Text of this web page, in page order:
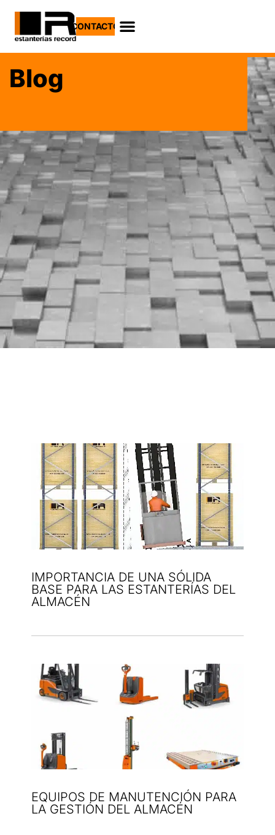
CONTACTO
Blog
IMPORTANCIA DE UNA SÓLIDA
BASE PARA LAS ESTANTERÍAS DEL
ALMACÉN
EQUIPOS DE MANUTENCIÓN PARA
LA GESTIÓN DEL ALMACÉN